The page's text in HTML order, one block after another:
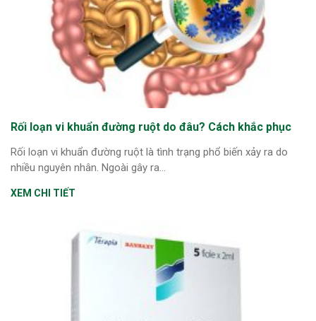
Rối loạn vi khuẩn đường ruột do đâu? Cách khắc phục
Rối loạn vi khuẩn đường ruột là tình trạng phổ biến xảy ra do
nhiều nguyên nhân. Ngoài gây ra...
XEM CHI TIẾT